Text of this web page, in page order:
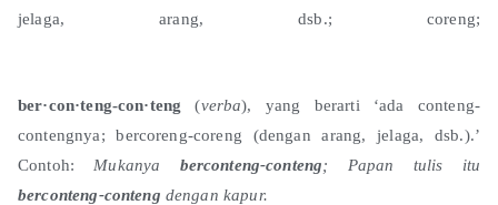
jelaga, arang, dsb.; coreng;
ber·con·teng-con·teng (verba), yang berarti ‘ada conteng-
contengnya; bercoreng-coreng (dengan arang, jelaga, dsb.).’
Contoh: Mukanya berconteng-conteng; Papan tulis itu
berconteng-conteng dengan kapur.